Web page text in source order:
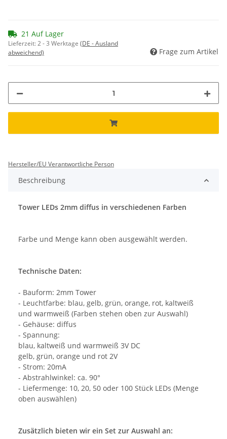
21 Auf Lager
Lieferzeit:2 - 3 Werktage (DE - Ausland
abweichend)
Frage zum Artikel
Hersteller/EU Verantwortliche Person
Beschreibung
Tower LEDs 2mm diffus in verschiedenen Farben
Farbe und Menge kann oben ausgewählt werden.
Technische Daten:
- Bauform: 2mm Tower
- Leuchtfarbe: blau, gelb, grün, orange, rot, kaltweiß
und warmweiß (Farben stehen oben zur Auswahl)
- Gehäuse: diffus
- Spannung:
blau, kaltweiß und warmweiß 3V DC
gelb, grün, orange und rot 2V
- Strom: 20mA
- Abstrahlwinkel: ca. 90°
- Liefermenge: 10, 20, 50 oder 100 Stück LEDs (Menge
oben auswählen)
Zusätzlich bieten wir ein Set zur Auswahl an: